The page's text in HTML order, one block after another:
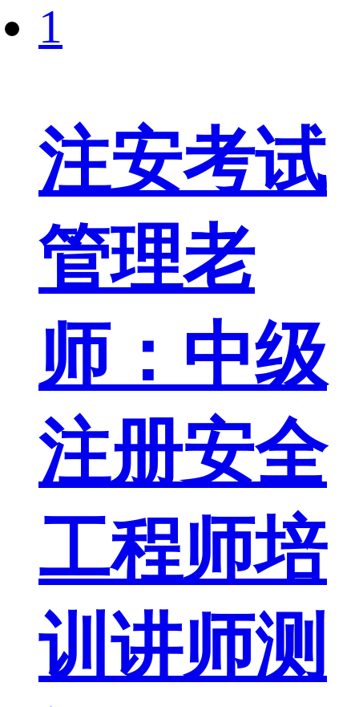
1
注安考试
管理老
师：中级
注册安全
工程师培
训讲师测